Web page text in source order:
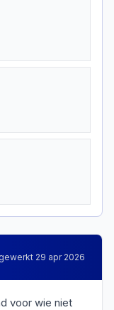
29 apr 2026
voor wie niet